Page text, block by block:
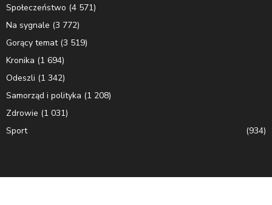
Społeczeństwo (4 571)
Na sygnale (3 772)
Gorący temat(3 519)
Kronika (1 694)
Odeszli (1 342)
Samorząd i polityka (1 208)
Zdrowie (1 031)
Sport
(934)